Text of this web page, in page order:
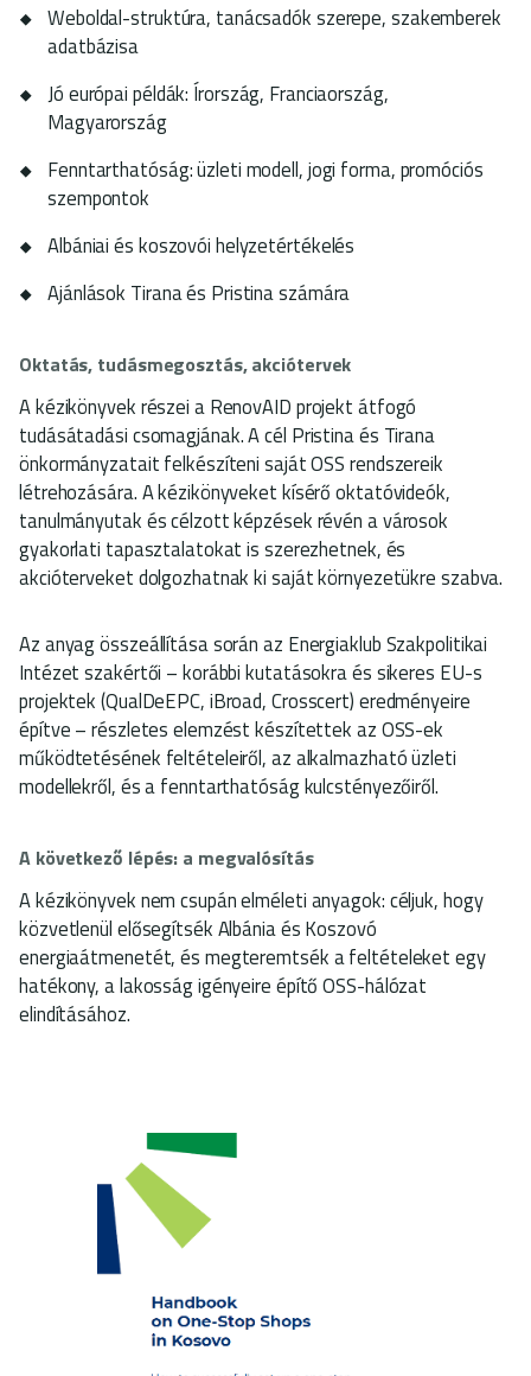
Weboldal-struktúra, tanácsadók szerepe, szakemberek
adatbázisa
Jó európai példák: Írország, Franciaország,
Magyarország
Fenntarthatóság: üzleti modell, jogi forma, promóciós
szempontok
Albániai és koszovói helyzetértékelés
Ajánlások Tirana és Pristina számára
Oktatás, tudásmegosztás, akciótervek
A kézikönyvek részei a RenovAID projekt átfogó
tudásátadási csomagjának. A cél Pristina és Tirana
önkormányzatait felkészíteni saját OSS rendszereik
létrehozására. A kézikönyveket kísérő oktatóvideók,
tanulmányutak és célzott képzések révén a városok
gyakorlati tapasztalatokat is szerezhetnek, és
akcióterveket dolgozhatnak ki saját környezetükre szabva.
Az anyag összeállítása során az Energiaklub Szakpolitikai
Intézet szakértői – korábbi kutatásokra és sikeres EU-s
projektek (QualDeEPC, iBroad, Crosscert) eredményeire
építve – részletes elemzést készítettek az OSS-ek
működtetésének feltételeiről, az alkalmazható üzleti
modellekről, és a fenntarthatóság kulcstényezőiről.
A következő lépés: a megvalósítás
A kézikönyvek nem csupán elméleti anyagok: céljuk, hogy
közvetlenül elősegítsék Albánia és Koszovó
energiaátmenetét, és megteremtsék a feltételeket egy
hatékony, a lakosság igényeire építő OSS-hálózat
elindításához.